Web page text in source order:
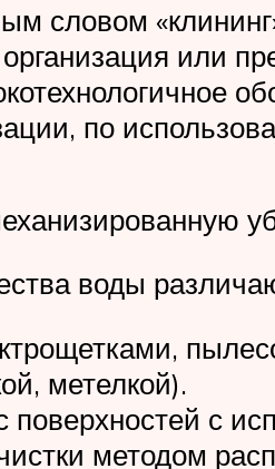
словом
или
по
воды
метелкой).
с
методом